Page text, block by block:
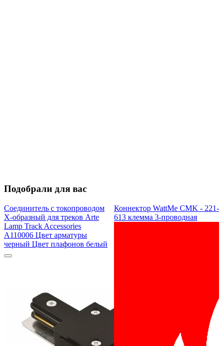
Подобрали для вас
Соединитель с токопроводом
X-образный для треков Arte
Lamp Track Accessories
A110006 Цвет арматуры
черный Цвет плафонов белый
Коннектор WattMe CMK - 221-
613 клемма 3-проводная